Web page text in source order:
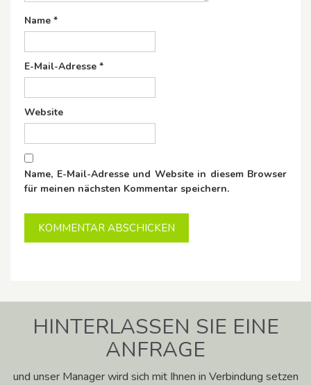
Name *
E-Mail-Adresse *
Website
Name, E-Mail-Adresse und Website in diesem Browser
für meinen nächsten Kommentar speichern.
HINTERLASSEN SIE EINE
ANFRAGE
und unser Manager wird sich mit Ihnen in Verbindung setzen